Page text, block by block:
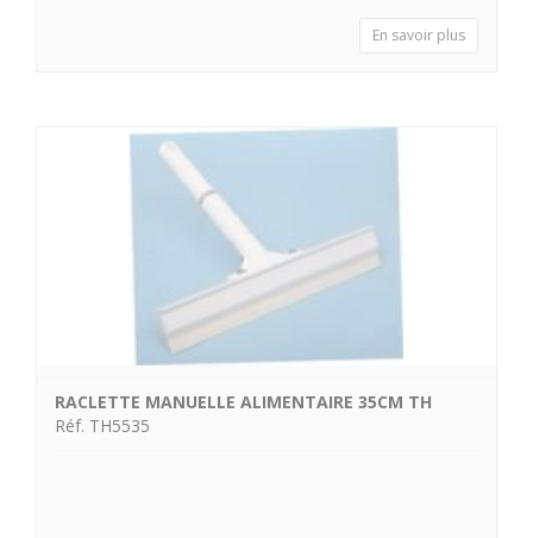
En savoir plus
RACLETTE MANUELLE ALIMENTAIRE 35CM TH
Réf. TH5535